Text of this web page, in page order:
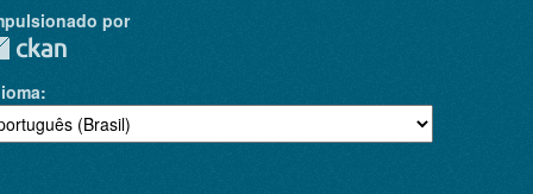
por